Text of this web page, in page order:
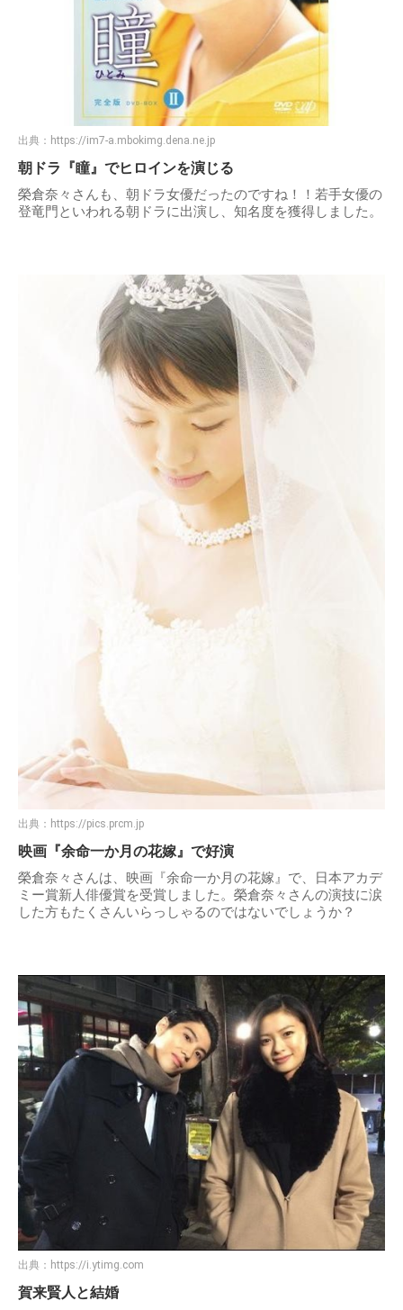
出典： https://im7-a.mbokimg.dena.ne.jp
朝ドラ『瞳』でヒロインを演じる
榮倉奈々さんも、朝ドラ女優だったのですね！！若手女優の
登竜門といわれる朝ドラに出演し、知名度を獲得しました。
出典： https://pics.prcm.jp
映画『余命一か月の花嫁』で好演
榮倉奈々さんは、映画『余命一か月の花嫁』で、日本アカデ
ミー賞新人俳優賞を受賞しました。榮倉奈々さんの演技に涙
した方もたくさんいらっしゃるのではないでしょうか？
出典： https://i.ytimg.com
賀来賢人と結婚